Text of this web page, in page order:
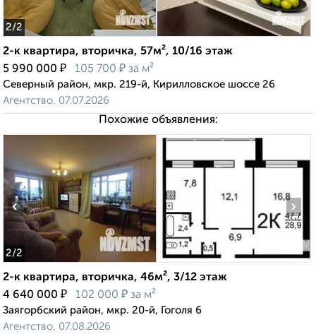
2/2
2-к квартира, вторичка, 57м², 10/16 этаж
5 990 000 ₽ 105 700 ₽ за м²
Северный район, мкр. 219-й, Кирилловское шоссе 26
Агентство, 07.07.2026
Похожие объявления:
2/2
‹ ›
2-к квартира, вторичка, 46м², 3/12 этаж
4 640 000 ₽ 102 000 ₽ за м²
Заягорбский район, мкр. 20-й, Гоголя 6
Агентство, 07.08.2026